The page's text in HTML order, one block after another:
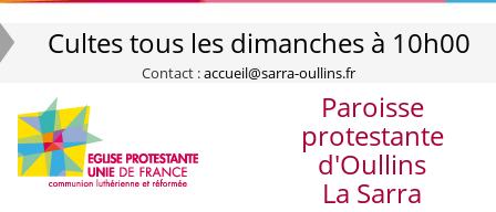
Cultes tous les dimanches à 10h00
Contact :accueil@sarra-oullins.fr
Paroisse
protestante
d'Oullins
La Sarra